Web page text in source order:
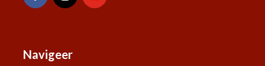
Navigeer